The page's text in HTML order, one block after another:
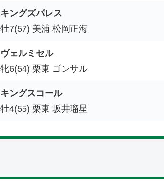
キングズパレス
牡7(57) 美浦 松岡正海
ヴェルミセル
牝6(54) 栗東 ゴンサル
キングスコール
牡4(55) 栗東 坂井瑠星